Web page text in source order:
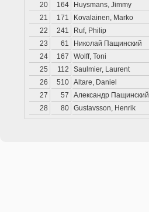
20
164 Huysmans, Jimmy
21
171 Kovalainen, Marko
22
241 Ruf, Philip
23
61 Николай Пащинский
24
167 Wolff, Toni
25
112 Saulmier, Laurent
26
510 Altare, Daniel
27
57 Александр Пащинский
28
80 Gustavsson, Henrik